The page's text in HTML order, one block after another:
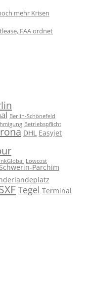
mehr Krisen
FAA ordnet
Berlin-Schönefeld
Betriebspflicht
DHL Easyjet
Lowcost
Parchim
Tegel Terminal